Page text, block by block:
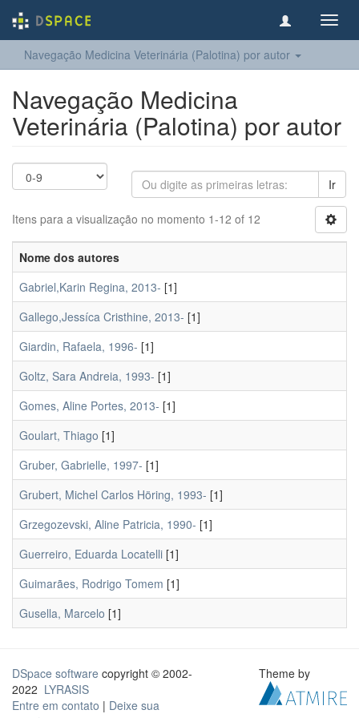
Navegação Medicina Veterinária (Palotina) por autor
Navegação Medicina
Veterinária (Palotina) por autor
Ir
Itens para a visualização no momento 1-12 of 12
Nome dos autores
Gabriel,Karin Regina, 2013- [1]
Gallego,Jessíca Cristhine, 2013- [1]
Giardin, Rafaela, 1996- [1]
Goltz, Sara Andreia, 1993- [1]
Gomes, Aline Portes, 2013- [1]
Goulart, Thiago [1]
Gruber, Gabrielle, 1997- [1]
Grubert, Michel Carlos Höring, 1993- [1]
Grzegozevski, Aline Patricia, 1990- [1]
Guerreiro, Eduarda Locatelli [1]
Guimarães, Rodrigo Tomem [1]
Gusella, Marcelo [1]
DSpace software copyright © 2002-
2022 LYRASIS
Entre em contato | Deixe sua
Theme by